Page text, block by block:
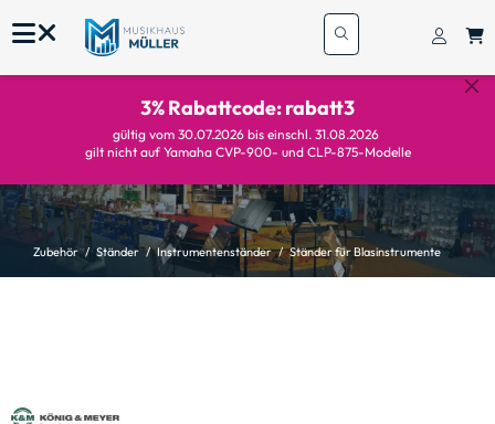
3% Rabattcode: rabatt3
gültig vom 30.07.2026 bis einschl. 31.08.2026
gilt nicht auf Yamaha CVP-900- und CLP-875-Modelle
Zubehör Ständer Instrumentenständer Ständer für Blasinstrumente